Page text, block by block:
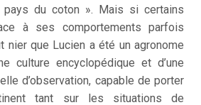
pays du coton ». Mais si certains
à ses comportements parfois
nier que Lucien a été un agronome
culture encyclopédique et d’une
d’observation, capable de porter
tant sur les situations de